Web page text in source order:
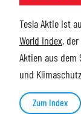
Tesla Aktie ist
World Index,
Aktien aus dem
und
Zum Index